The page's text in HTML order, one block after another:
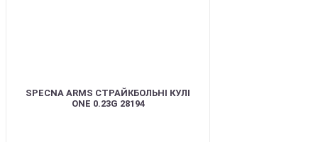
SPECNA ARMS СТРАЙКБОЛЬНІ КУЛІ
ONE 0.23G 28194